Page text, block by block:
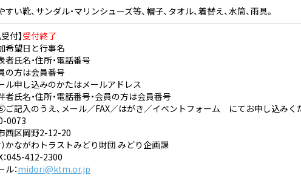
すい靴、サンダル・マリンシューズ等、帽子、タオル、着替え、水筒、雨具。
付】受付終了
希望日と行事名
氏名・住所・電話番号
の方は会員番号
申し込みのかたはメールアドレス
氏名・住所・電話番号・会員の方は会員番号
記入のうえ、メール／FAX／はがき／イベントフォーム にてお申し込みく
0073
西区岡野2-12-20
）かながわトラストみどり財団 みどり企画課
045-412-2300
：midori@ktm.or.jp